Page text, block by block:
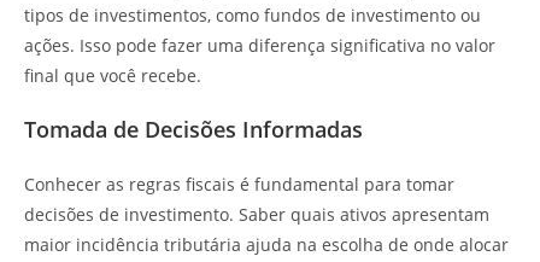
tipos de investimentos, como fundos de investimento ou
ações. Isso pode fazer uma diferença significativa no valor
final que você recebe.
Tomada de Decisões Informadas
Conhecer as regras fiscais é fundamental para tomar
decisões de investimento. Saber quais ativos apresentam
maior incidência tributária ajuda na escolha de onde alocar